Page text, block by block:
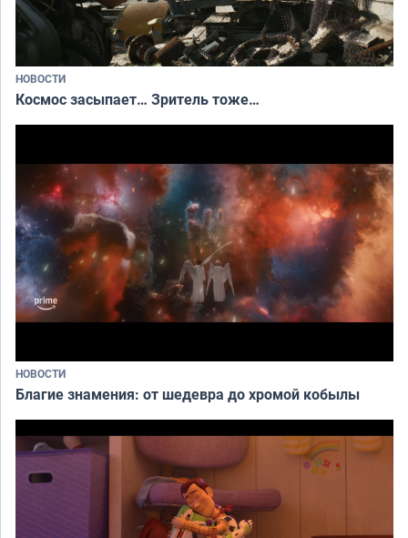
НОВОСТИ
Космос засыпает… Зритель тоже…
НОВОСТИ
Благие знамения: от шедевра до хромой кобылы